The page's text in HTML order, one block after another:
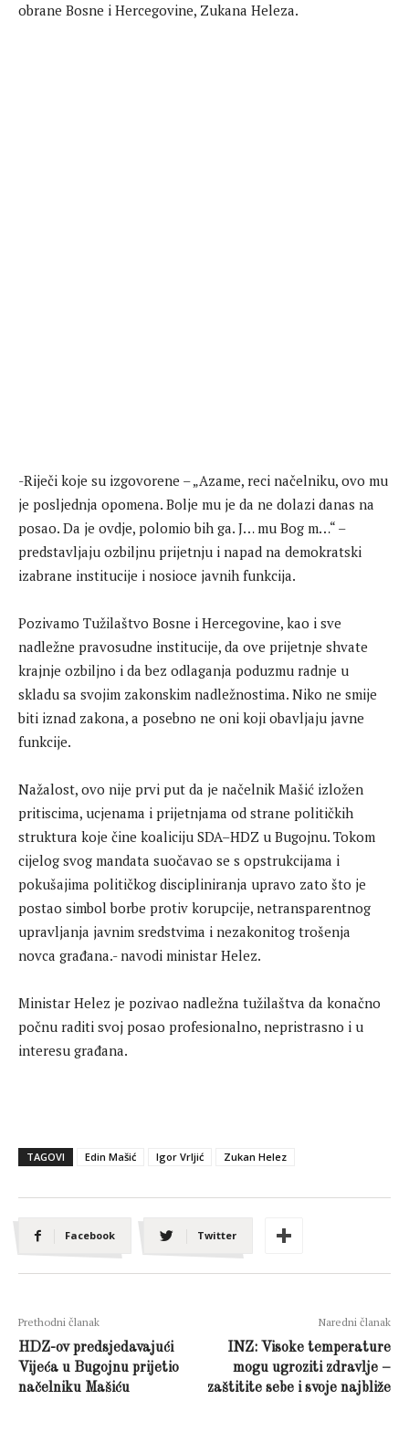
obrane Bosne i Hercegovine, Zukana Heleza.
-Riječi koje su izgovorene – „Azame, reci načelniku, ovo mu
je posljednja opomena. Bolje mu je da ne dolazi danas na
posao. Da je ovdje, polomio bih ga. J… mu Bog m…“ –
predstavljaju ozbiljnu prijetnju i napad na demokratski
izabrane institucije i nosioce javnih funkcija.
Pozivamo Tužilaštvo Bosne i Hercegovine, kao i sve
nadležne pravosudne institucije, da ove prijetnje shvate
krajnje ozbiljno i da bez odlaganja poduzmu radnje u
skladu sa svojim zakonskim nadležnostima. Niko ne smije
biti iznad zakona, a posebno ne oni koji obavljaju javne
funkcije.
Nažalost, ovo nije prvi put da je načelnik Mašić izložen
pritiscima, ucjenama i prijetnjama od strane političkih
struktura koje čine koaliciju SDA–HDZ u Bugojnu. Tokom
cijelog svog mandata suočavao se s opstrukcijama i
pokušajima političkog discipliniranja upravo zato što je
postao simbol borbe protiv korupcije, netransparentnog
upravljanja javnim sredstvima i nezakonitog trošenja
novca građana.- navodi ministar Helez.
Ministar Helez je pozivao nadležna tužilaštva da konačno
počnu raditi svoj posao profesionalno, nepristrasno i u
interesu građana.
TAGOVI Edin Mašić Igor Vrljić Zukan Helez
Facebook Twitter
Prethodni članak
HDZ-ov predsjedavajući
Vijeća u Bugojnu prijetio
načelniku Mašiću
Naredni članak
INZ: Visoke temperature
mogu ugroziti zdravlje –
zaštitite sebe i svoje najbliže